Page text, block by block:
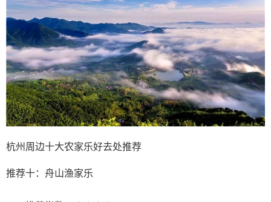
杭州周边十大农家乐好去处推荐
推荐十：舟山渔家乐